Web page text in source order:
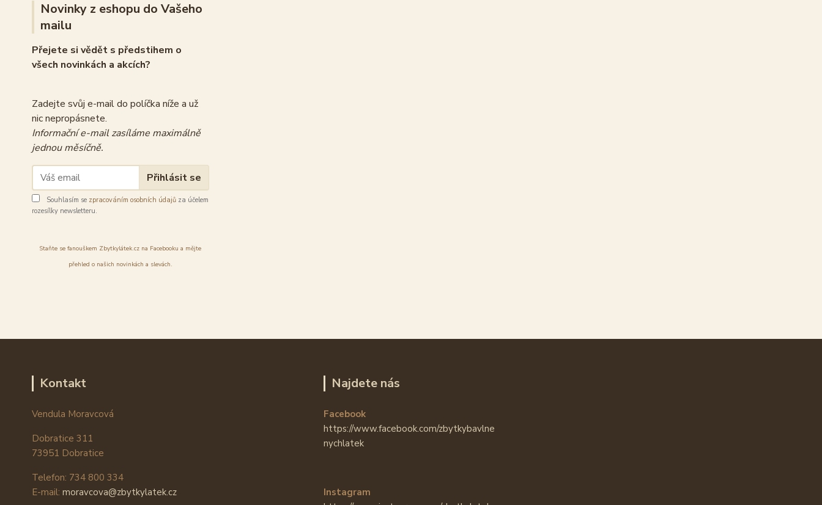
Novinky z eshopu do Vašeho
mailu
Přejete si vědět s předstihem o
všech novinkách a akcích?
Zadejte svůj e-mail do políčka níže a už
nic nepropásnete.
Informační e-mail zasíláme maximálně
jednou měsíčně.
Přihlásit se
Souhlasím se zpracováním osobních údajů za účelem
rozesílky newsletteru.
Staňte se fanouškem Zbytkylátek.cz na Facebooku a mějte
přehled o našich novinkách a slevách.
Kontakt
Vendula Moravcová
Dobratice 311
73951 Dobratice
Telefon: 734 800 334
E-mail: moravcova@zbytkylatek.cz
Najdete nás
Facebook
https://www.facebook.com/zbytkybavlne
nychlatek
Instagram